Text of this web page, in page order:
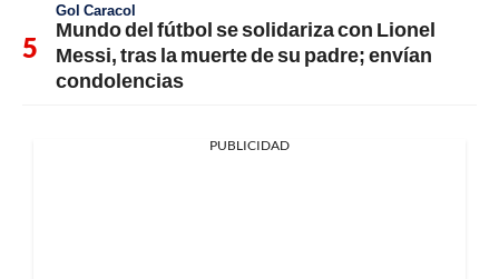
Gol Caracol
Mundo del fútbol se solidariza con Lionel
Messi, tras la muerte de su padre; envían
condolencias
PUBLICIDAD